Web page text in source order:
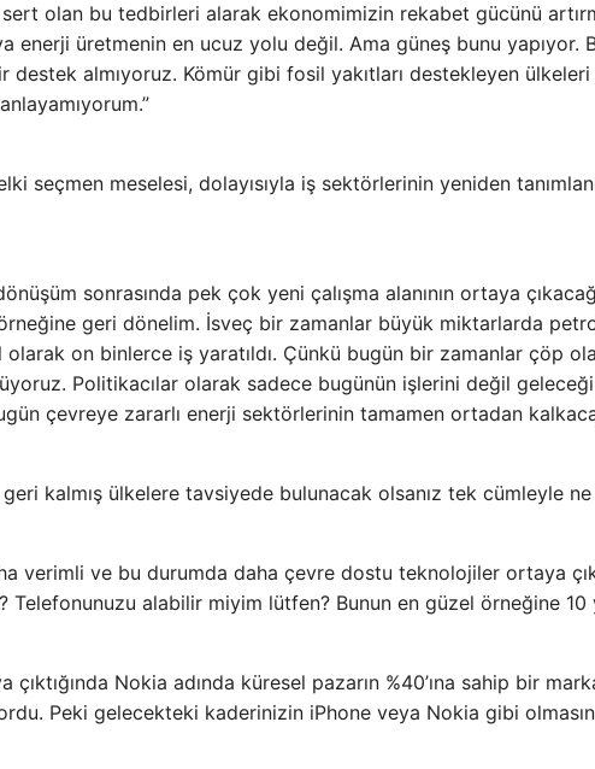
olan bu tedbirleri alarak ekonomimizin rekabet gücünü
enerji üretmenin en ucuz yolu değil. Ama güneş bunu yapıyor.
destek almıyoruz. Kömür gibi fosil yakıtları destekleyen
seçmen meselesi, dolayısıyla iş sektörlerinin yeniden
sonrasında pek çok yeni çalışma alanının ortaya
örneğine geri dönelim. İsveç bir zamanlar büyük miktarlarda
olarak on binlerce iş yaratıldı. Çünkü bugün bir zamanlar çöp
Politikacılar olarak sadece bugünün işlerini değil
çevreye zararlı enerji sektörlerinin tamamen ortadan
kalmış ülkelere tavsiyede bulunacak olsanız tek cümleyle
verimli ve bu durumda daha çevre dostu teknolojiler ortaya
Telefonunuzu alabilir miyim lütfen? Bunun en güzel örneğine 10
çıktığında Nokia adında küresel pazarın %40’ına sahip bir
Peki gelecekteki kaderinizin iPhone veya Nokia gibi